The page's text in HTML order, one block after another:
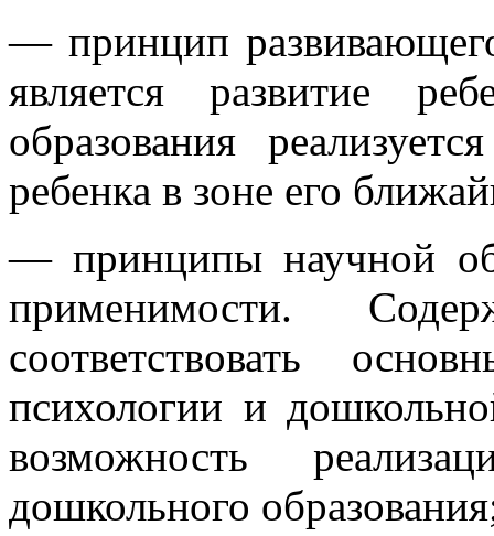
— принцип
является развитие
образования
ребенка в зоне его
— принципы научной
применимости.
соответствовать
психологии и
возможность
дошкольного